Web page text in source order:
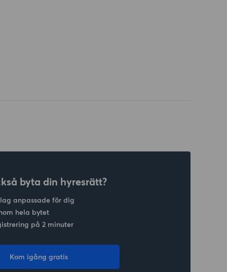
byta din hyresrätt?
anpassade för dig
hela bytet
på 2 minuter
Kom igång gratis